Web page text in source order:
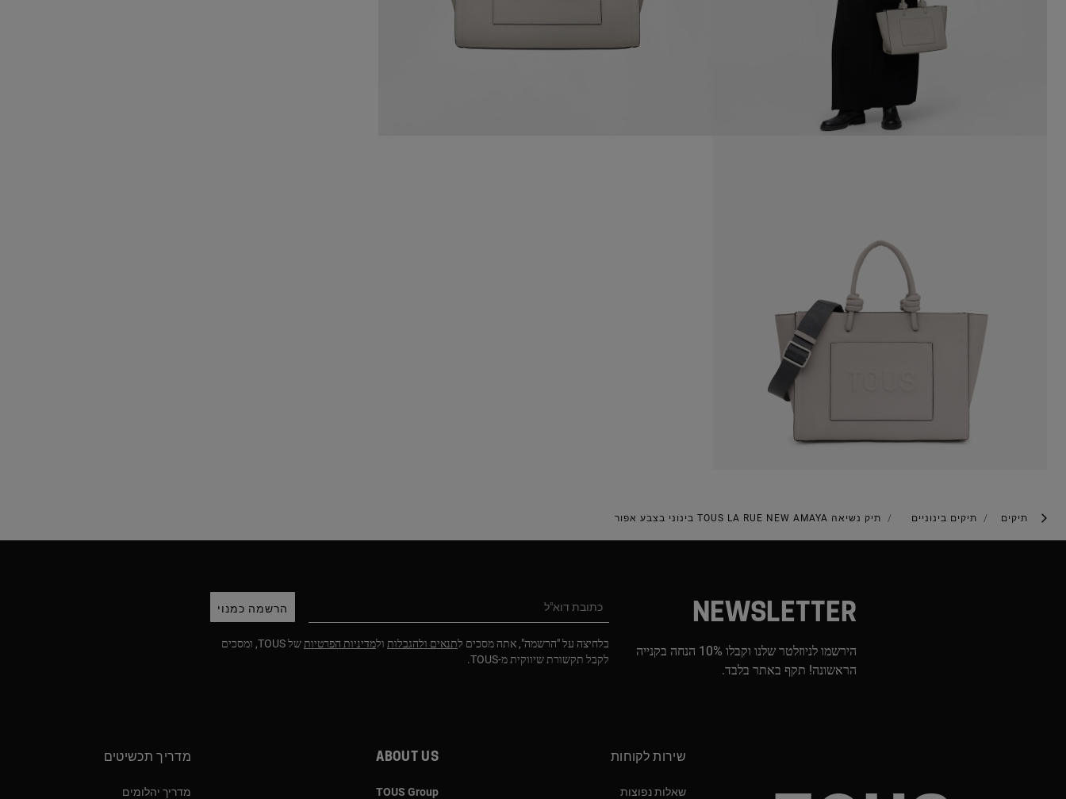
תיקים תיקים בינוניים תיק נשיאה TOUS LA RUE NEW AMAYA בינוני בצבע אפור
NEWSLETTER
הירשמו לניוזלטר שלנו וקבלו 10% הנחה בקנייה
הראשונה! תקף באתר בלבד.
כתובת דוא"ל הרשמה כמנוי
בלחיצה על "הרשמה", אתה מסכים לתנאים ולהגבלות ולמדיניות הפרטיות
של TOUS, ומסכים
לקבל תקשורת שיווקית מ-TOUS.
שירות לקוחות
שאלות נפוצות
About us
TOUS Group
מדריך תכשיטים
מדריך יהלומים